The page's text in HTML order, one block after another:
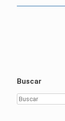
Buscar
Buscar